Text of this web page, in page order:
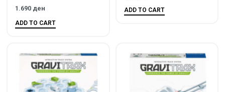
1.690 ден
ADD TO CART
ADD TO CART